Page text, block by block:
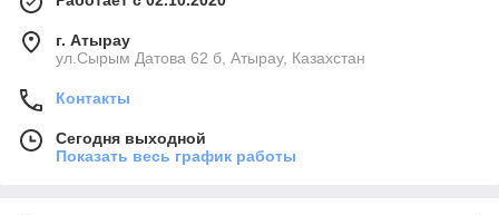
г. Атырау
ул.Сырым Датова 62 б, Атырау, Казахстан
Контакты
Сегодня выходной
Показать весь график работы